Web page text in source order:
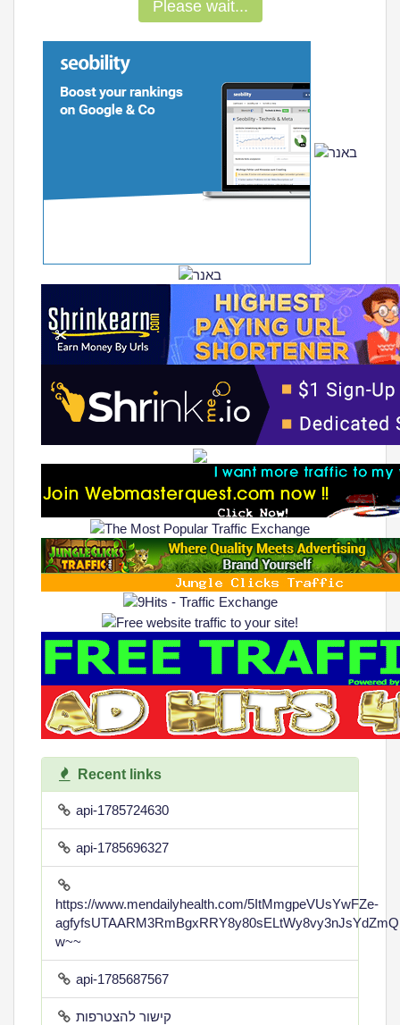
Please wait...
Recent links
api-1785724630
api-1785696327
https://www.mendailyhealth.com/5ItMmgpeVUsYwFZe-
w~~
api-1785687567
קישור להצטרפות